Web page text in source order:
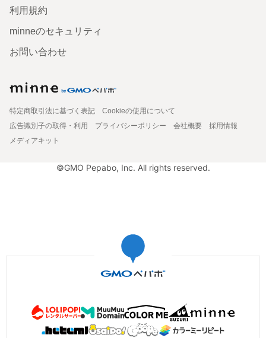
利用規約
minneのセキュリティ
お問い合わせ
特定商取引法に基づく表記
Cookieの使用について
広告識別子の取得・利用
プライバシーポリシー 会社概要
採用情報
メディアキット
©GMO Pepabo, Inc. All rights reserved.